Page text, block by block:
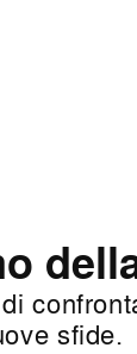
sfide.